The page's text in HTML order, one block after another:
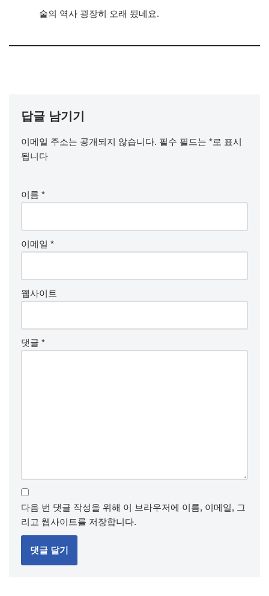
술의 역사 굉장히 오래 됬네요.
답글 남기기
이메일 주소는 공개되지 않습니다. 필수 필드는 *로 표시
됩니다
이름 *
이메일 *
웹사이트
댓글 *
다음 번 댓글 작성을 위해 이 브라우저에 이름, 이메일, 그
리고 웹사이트를 저장합니다.